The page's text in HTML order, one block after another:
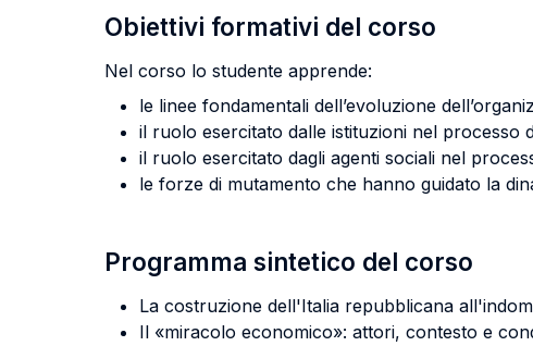
Obiettivi formativi del corso
Nel corso lo studente apprende:
le linee fondamentali dell’evoluzione
il ruolo esercitato dalle istituzioni nel processo
il ruolo esercitato dagli agenti sociali nel
le forze di mutamento che hanno guidato la
Programma sintetico del corso
La costruzione dell'Italia repubblicana
Il «miracolo economico»: attori, contesto e